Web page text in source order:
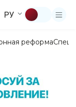
РУ
реформа